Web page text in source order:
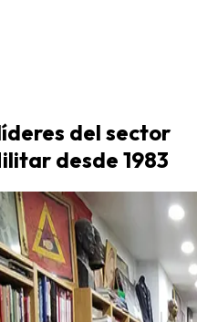
del sector
desde 1983